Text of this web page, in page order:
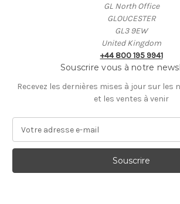
GL North Office
GLOUCESTER
GL3 9EW
United Kingdom
+44 800 195 9941
Souscrire vous à notre
Recevez les dernières mises à jour sur les
et les ventes à venir
r
s